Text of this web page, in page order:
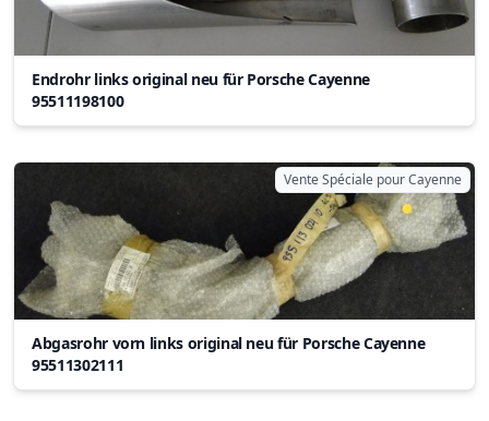
Endrohr links original neu für Porsche Cayenne
95511198100
Vente Spéciale pour Cayenne
Abgasrohr vorn links original neu für Porsche Cayenne
95511302111